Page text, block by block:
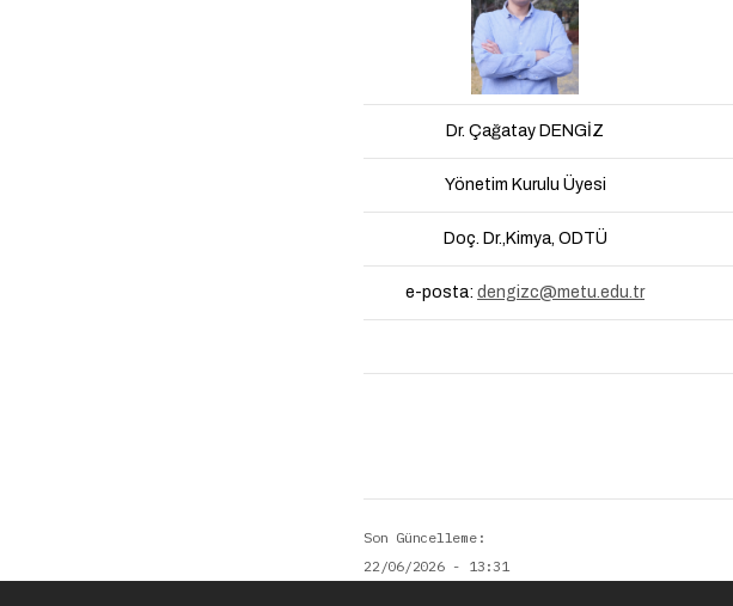
Dr. Çağatay DENGİZ
Yönetim Kurulu Üyesi
Doç. Dr.,Kimya, ODTÜ
e-posta: dengizc@metu.edu.tr
Son Güncelleme
22/06/2026 - 13:31